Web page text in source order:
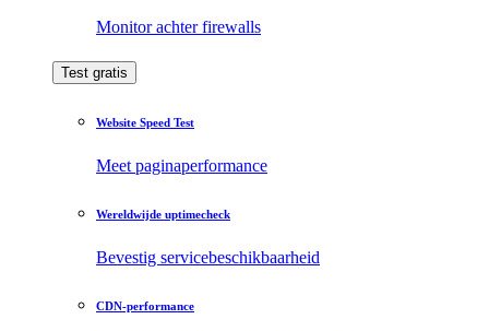
Monitor achter firewalls
Test gratis
Website Speed Test
Meet paginaperformance
Wereldwijde uptimecheck
Bevestig servicebeschikbaarheid
CDN-performance